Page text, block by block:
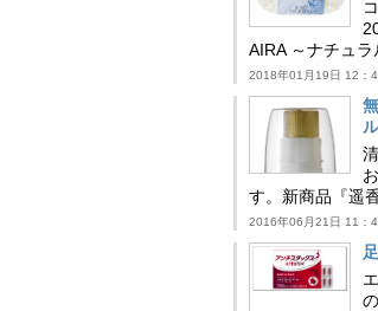
AIRA ～ナチュ
2018年01月19日 12：
す。新商品『遥
2016年06月21日 11：